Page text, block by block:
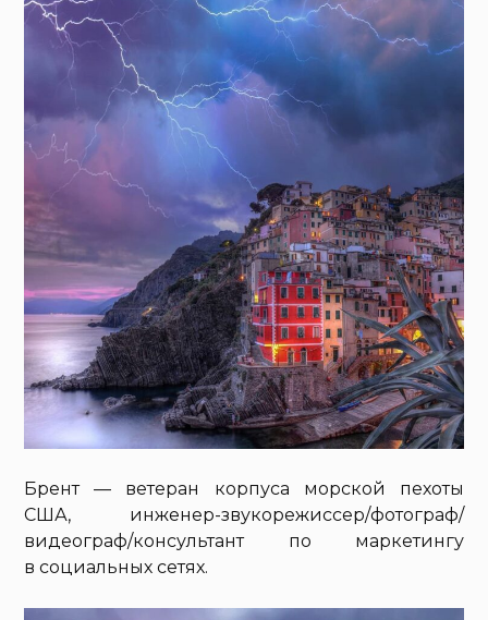
Брент — ветеран корпуса морской пехоты
США, инженер-звукорежиссер/фотограф/
видеограф/консультант по маркетингу
в социальных сетях.